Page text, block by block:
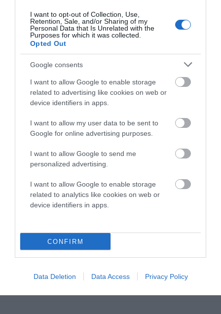
I want to opt-out of Collection, Use,
Retention, Sale, and/or Sharing of my
Personal Data that Is Unrelated with the
Purposes for which it was collected.
Opted Out
Google consents
I want to allow Google to enable storage
related to advertising like cookies on web or
device identifiers in apps.
I want to allow my user data to be sent to
Google for online advertising purposes.
I want to allow Google to send me
personalized advertising.
I want to allow Google to enable storage
related to analytics like cookies on web or
device identifiers in apps.
CONFIRM
Data Deletion Data Access Privacy Policy
08/08/2026
Βιβλιοθήκη
08/08/2026
βαθυστόχαστο έργο του
Μπέκετ
07/08/2026
ΠΑΝΗΓΥΡΙ ΤΗΣ ΑΝΔΡΟΥ:
Του Σωτήρος στην Άρνη!…
ΜΕΡΕΣ» ΕΙΝΑΙ ΜΠΡΟΣΤΑ:
το λιμάνι της Ραφήνας…